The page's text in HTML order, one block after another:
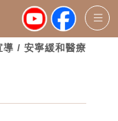
/ 安寧緩和醫療